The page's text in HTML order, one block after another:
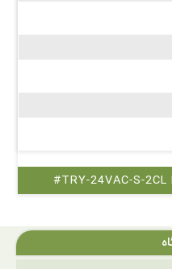
#TRY-24VAC-S-2CL